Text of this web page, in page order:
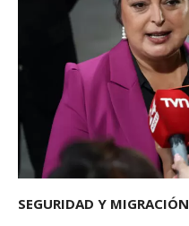
SEGURIDAD Y MIGRACIÓN